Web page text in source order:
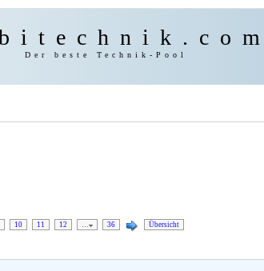
Der beste Technik-Pool
10 11 12 36 Übersicht